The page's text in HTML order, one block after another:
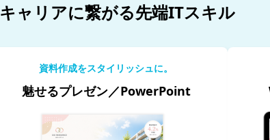
キャリアに繋がる先端ITスキル
資料作成をスタイリッシュに。
魅せるプレゼン／PowerPoint